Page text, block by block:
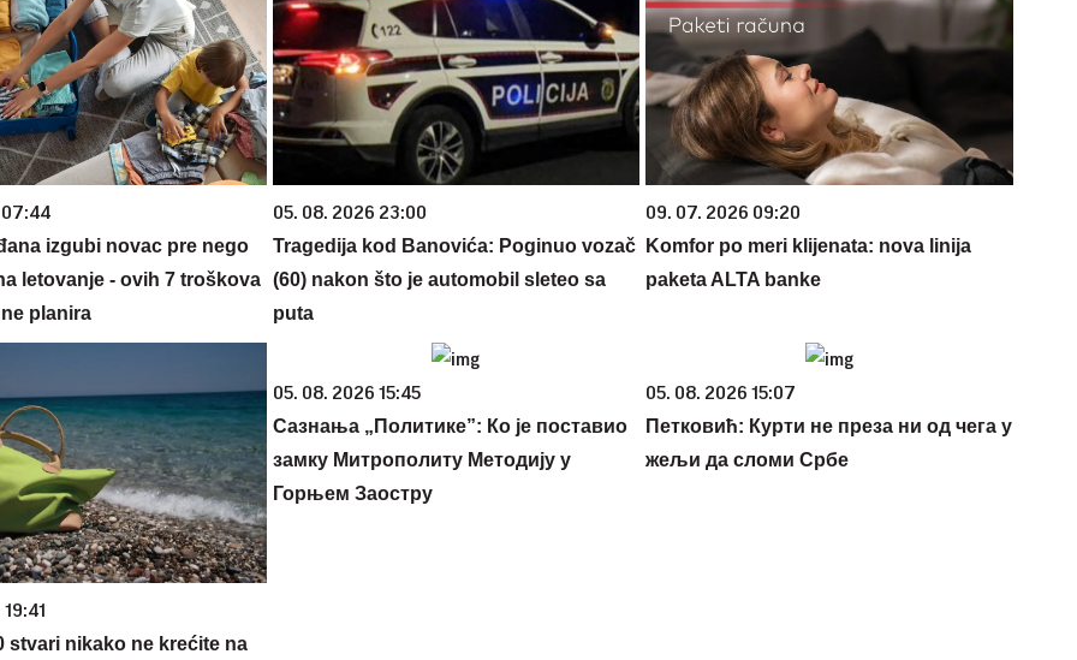
07:44
izgubi novac pre nego
letovanje - ovih 7 troškova
planira
05. 08. 2026 23:00
Tragedija kod Banovića: Poginuo vozač
(60) nakon što je automobil sleteo sa
puta
09. 07. 2026 09:20
Komfor po meri klijenata: nova linija
paketa ALTA banke
stvari nikako ne krećite na
05. 08. 2026 15:45
Сазнања „Политике”: Ко је поставио
замку Митрополиту Методију у
Горњем Заостру
05. 08. 2026 15:07
Петковић: Курти не преза ни од чега у
жељи да сломи Србе